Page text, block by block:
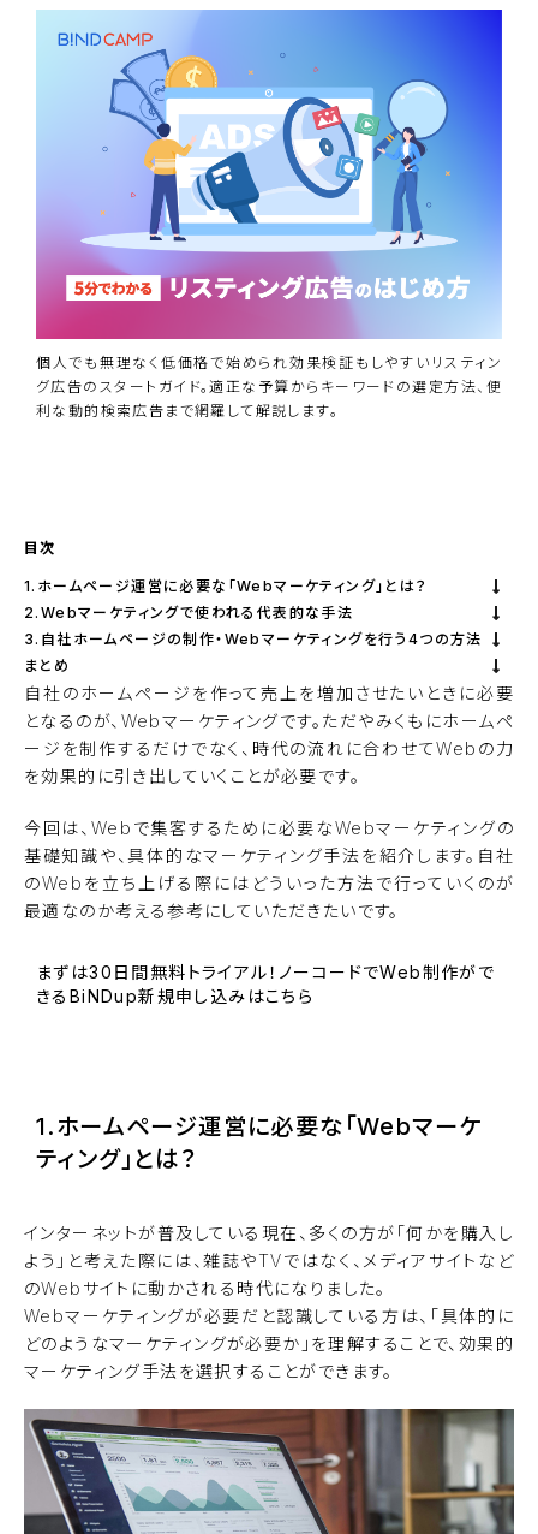
個人でも無理なく低価格で始められ効果検証もしやすいリスティン
グ広告のスタートガイド。適正な予算からキーワードの選定方法、便
利な動的検索広告まで網羅して解説します。
目次
1.ホームページ運営に必要な「Webマーケティング」とは？
2.Webマーケティングで使われる代表的な手法
3.自社ホームページの制作・Webマーケティングを行う4つの方法
まとめ
自社のホームページを作って売上を増加させたいときに必要
となるのが、Webマーケティングです。ただやみくもにホームペ
ージを制作するだけでなく、時代の流れに合わせてWebの力
を効果的に引き出していくことが必要です。
今回は、Webで集客するために必要なWebマーケティングの
基礎知識や、具体的なマーケティング手法を紹介します。自社
のWebを立ち上げる際にはどういった方法で行っていくのが
最適なのか考える参考にしていただきたいです。
まずは30日間無料トライアル！ノーコードでWeb制作がで
きるBiNDup新規申し込みはこちら
1.ホームページ運営に必要な「Webマーケ
ティング」とは？
インターネットが普及している現在、多くの方が「何かを購入し
よう」と考えた際には、雑誌やTVではなく、メディアサイトなど
のWebサイトに動かされる時代になりました。
Webマーケティングが必要だと認識している方は、「具体的に
どのようなマーケティングが必要か」を理解することで、効果的
マーケティング手法を選択することができます。